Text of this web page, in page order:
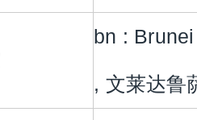
bn :
, 文莱达鲁